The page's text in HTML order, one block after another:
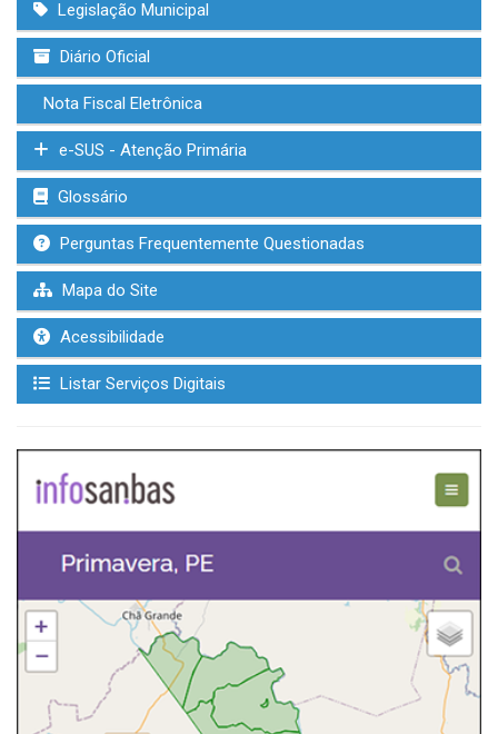
Legislação Municipal
Diário Oficial
Nota Fiscal Eletrônica
e-SUS - Atenção Primária
Glossário
Perguntas Frequentemente Questionadas
Mapa do Site
Acessibilidade
Listar Serviços Digitais